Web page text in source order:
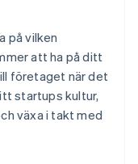
på vilken
att ha på ditt
företaget när det
startups kultur,
växa i takt med